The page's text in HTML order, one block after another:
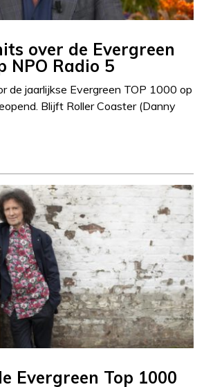
over de Evergreen
NPO Radio 5
de jaarlijkse Evergreen TOP 1000 op
Blijft Roller Coaster (Danny
Evergreen Top 1000